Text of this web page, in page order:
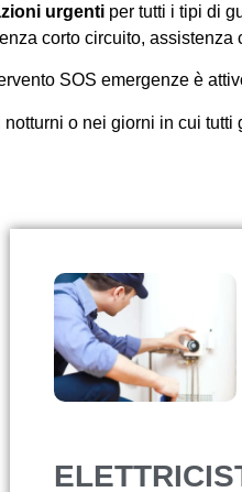
urgentiper tutti i tipi di
corto circuito,
SOS emergenze è
o nei giorni in cui tutti